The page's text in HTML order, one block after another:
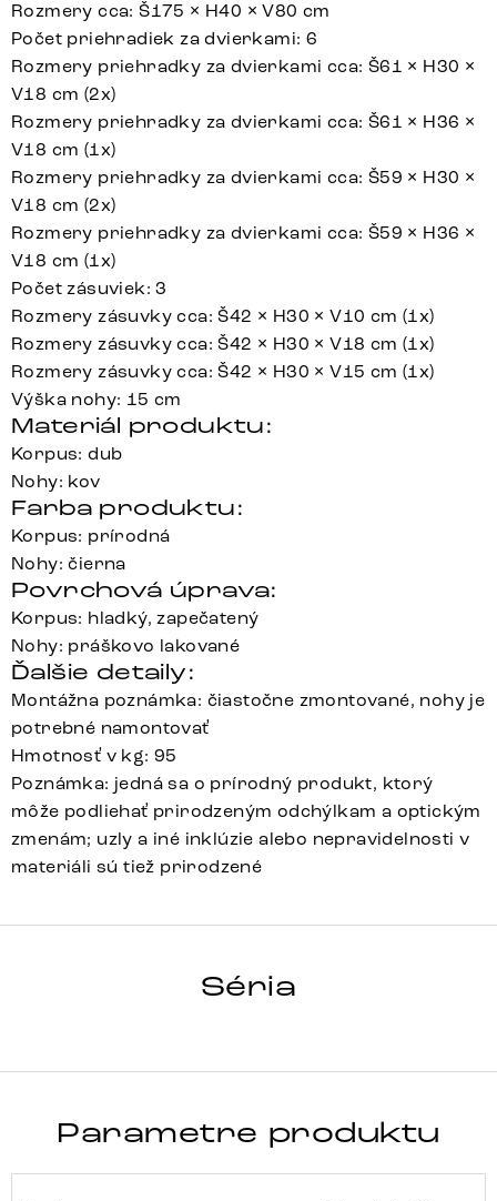
Rozmery cca: Š175 × H40 × V80 cm
Počet priehradiek za dvierkami: 6
Rozmery priehradky za dvierkami cca: Š61 × H30 ×
V18 cm (2x)
Rozmery priehradky za dvierkami cca: Š61 × H36 ×
V18 cm (1x)
Rozmery priehradky za dvierkami cca: Š59 × H30 ×
V18 cm (2x)
Rozmery priehradky za dvierkami cca: Š59 × H36 ×
V18 cm (1x)
Počet zásuviek: 3
Rozmery zásuvky cca: Š42 × H30 × V10 cm (1x)
Rozmery zásuvky cca: Š42 × H30 × V18 cm (1x)
Rozmery zásuvky cca: Š42 × H30 × V15 cm (1x)
Výška nohy: 15 cm
Materiál produktu:
Korpus: dub
Nohy: kov
Farba produktu:
Korpus: prírodná
Nohy: čierna
Povrchová úprava:
Korpus: hladký, zapečatený
Nohy: práškovo lakované
Ďalšie detaily:
Montážna poznámka: čiastočne zmontované, nohy je
potrebné namontovať
Hmotnosť v kg: 95
Poznámka: jedná sa o prírodný produkt, ktorý
môže podliehať prirodzeným odchýlkam a optickým
zmenám; uzly a iné inklúzie alebo nepravidelnosti v
materiáli sú tiež prirodzené
Séria
Parametre produktu